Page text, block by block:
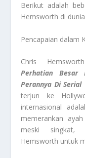
Berikut adalah
Hemsworth di
Pencapaian dalam
Chris
Perhatian Besar
Perannya Di
terjun ke
internasional
memerankan
meski singkat,
Hemsworth untuk